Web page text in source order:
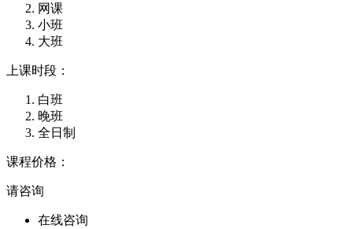
网课
小班
大班
上课时段：
白班
晚班
全日制
课程价格：
请咨询
在线咨询